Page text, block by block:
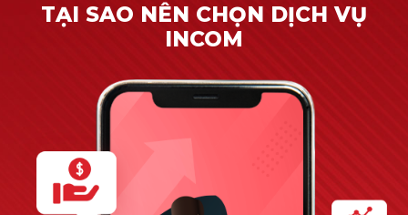
TẠI SAO NÊN CHỌN DỊCH VỤ
INCOM